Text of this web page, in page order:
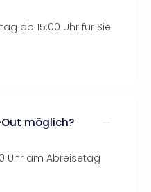
ab 15:00 Uhr für Sie
möglich?
Uhr am Abreisetag